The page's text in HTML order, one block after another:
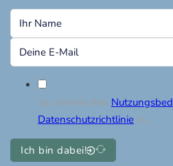
Ich stimme den
Datenschutzrichtlinie zu
Ich bin dabei!